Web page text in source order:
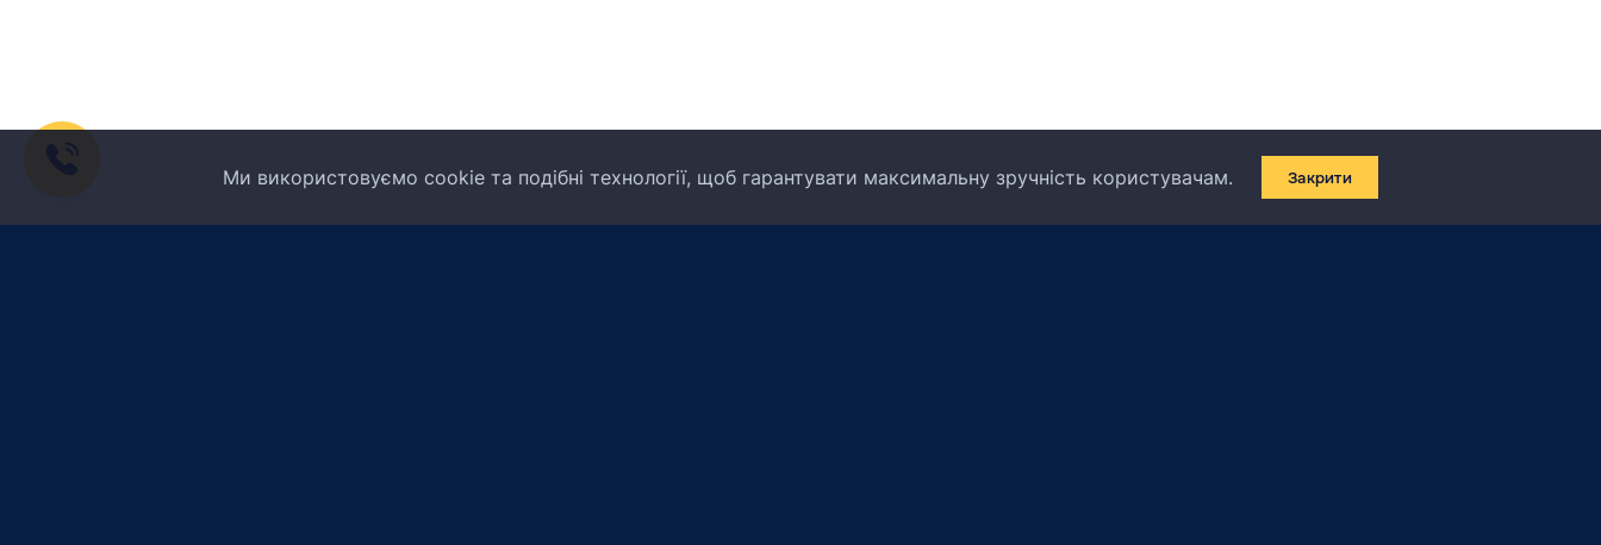
Ми використовуємо cookie та подібні технології, щоб гарантувати максимальну зручність користувачам. Закрити